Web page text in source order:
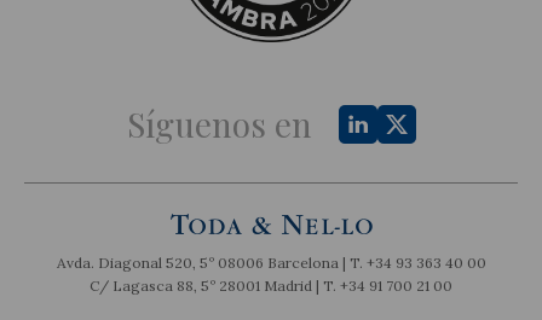
Síguenos en
Avda. Diagonal 520, 5º 08006 Barcelona | T. +34 93 363 40 00
C/ Lagasca 88, 5º 28001 Madrid | T. +34 91 700 21 00